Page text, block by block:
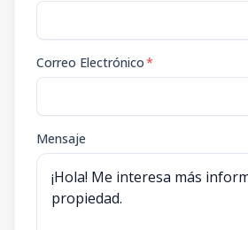
Correo Electrónico*
Mensaje